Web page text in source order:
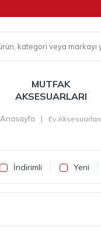
MUTFAK
AKSESUARLARI
Anasayfa | Ev Aksesuarları
İndirimli Yeni